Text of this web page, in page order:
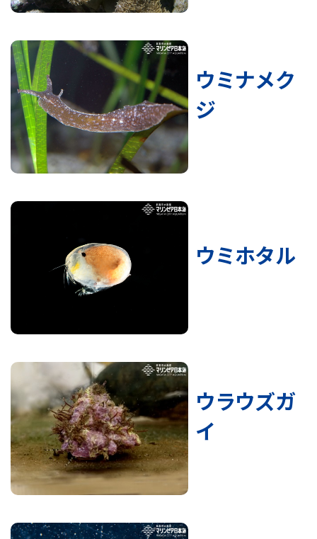
ウミナメク
ジ
ウミホタル
ウラウズガ
イ